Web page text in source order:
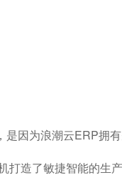
为浪潮云ERP拥有
造了敏捷智能的生产